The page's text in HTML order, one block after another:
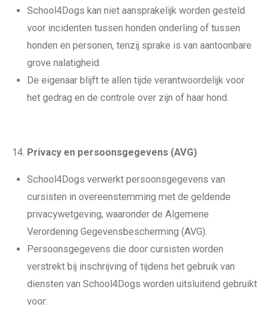
School4Dogs kan niet aansprakelijk worden gesteld
voor incidenten tussen honden onderling of tussen
honden en personen, tenzij sprake is van aantoonbare
grove nalatigheid.
De eigenaar blijft te allen tijde verantwoordelijk voor
het gedrag en de controle over zijn of haar hond.
Privacy en persoonsgegevens (AVG)
School4Dogs verwerkt persoonsgegevens van
cursisten in overeenstemming met de geldende
privacywetgeving, waaronder de Algemene
Verordening Gegevensbescherming (AVG).
Persoonsgegevens die door cursisten worden
verstrekt bij inschrijving of tijdens het gebruik van
diensten van School4Dogs worden uitsluitend gebruikt
voor: